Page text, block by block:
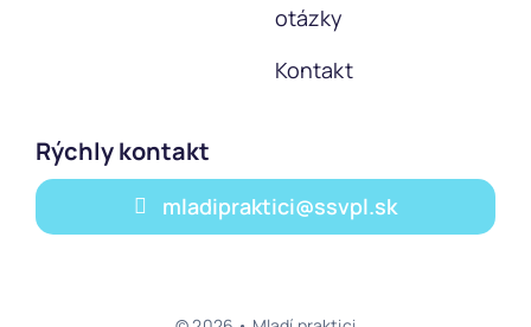
otázky
Kontakt
Rýchly kontakt
mladipraktici@ssvpl.sk